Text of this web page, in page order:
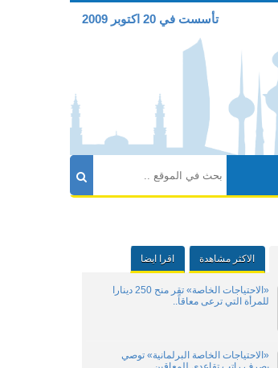
تأسست في 20 اكتوبر 2009
الاكثر مشاهدة اقرا ايضا
«الاحتياجات الخاصة» تقر منح 250 دينارا
للمرأة التي ترعى معاقاً..
«الاحتياجات الخاصة البرلمانية» توصي